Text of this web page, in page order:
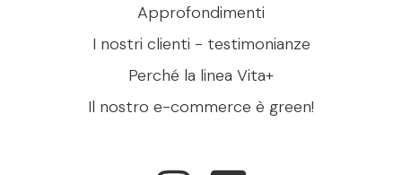
Approfondimenti
I nostri clienti - testimonianze
Perché la linea Vita+
Il nostro e-commerce è green!